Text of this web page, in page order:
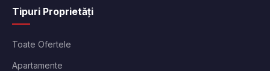
Tipuri Proprietăți
Toate Ofertele
Apartamente